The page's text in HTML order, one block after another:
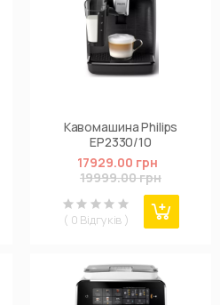
Кавомашина Philips
EP2330/10
17929.00 грн
19999.00 грн
( 0 Відгуків )